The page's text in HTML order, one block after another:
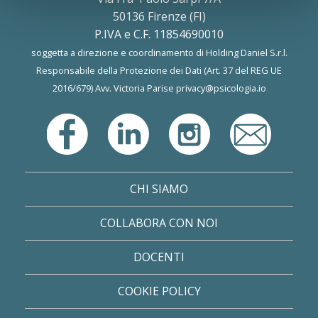
50136 Firenze (FI)
P.IVA e C.F. 11854690010
soggetta a direzione e coordinamento di Holding Daniel S.r.l.
Responsabile della Protezione dei Dati (Art. 37 del REG UE
2016/679) Avv. Victoria Parise privacy@psicologia.io
CHI SIAMO
COLLABORA CON NOI
DOCENTI
COOKIE POLICY